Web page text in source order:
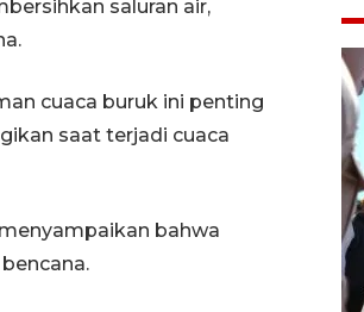
saluran air,
cuaca buruk ini penting
saat terjadi cuaca
bahwa